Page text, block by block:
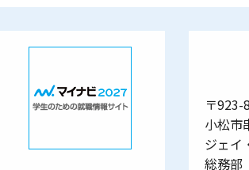
〒923-
小松市
ジェ
総務